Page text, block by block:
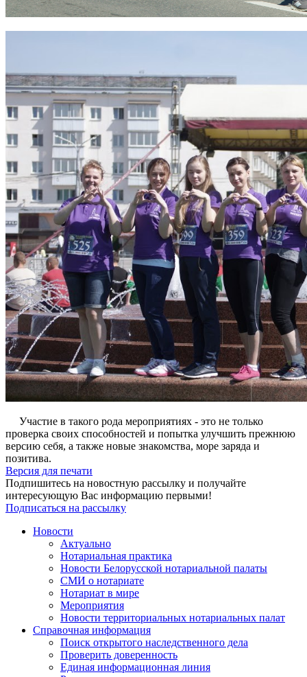
Участие в такого рода мероприятиях - это не только
проверка своих способностей и попытка улучшить прежнюю
версию себя, а также новые знакомства, море заряда и
позитива.
Версия для печати
Подпишитесь на новостную рассылку и получайте
интересующую Вас информацию первыми!
Подписаться на рассылку
Новости
Актуально
Нотариальная практика
Новости Белорусской нотариальной палаты
СМИ о нотариате
Нотариат в мире
Мероприятия
Новости территориальных нотариальных палат
Справочная информация
Поиск открытого наследственного дела
Проверить доверенность
Единая информационная линия